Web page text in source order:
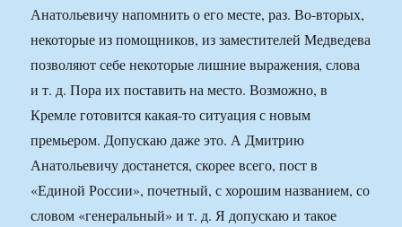
Анатольевичу напомнить о его месте, раз. Во-вторых,
некоторые из помощников, из заместителей Медведева
позволяют себе некоторые лишние выражения, слова
и т. д. Пора их поставить на место. Возможно, в
Кремле готовится какая-то ситуация с новым
премьером. Допускаю даже это. А Дмитрию
Анатольевичу достанется, скорее всего, пост в
«Единой России», почетный, с хорошим названием, со
словом «генеральный» и т. д. Я допускаю и такое